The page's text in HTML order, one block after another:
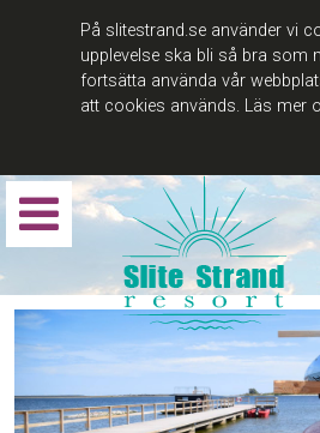
På slitestrand.se använder vi
upplevelse ska bli så bra som
fortsätta använda vår
att cookies används. Läs mer